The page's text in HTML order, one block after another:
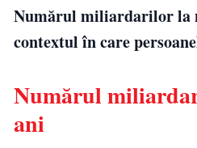
Numărul miliardarilor la
contextul în care
Numărul
ani